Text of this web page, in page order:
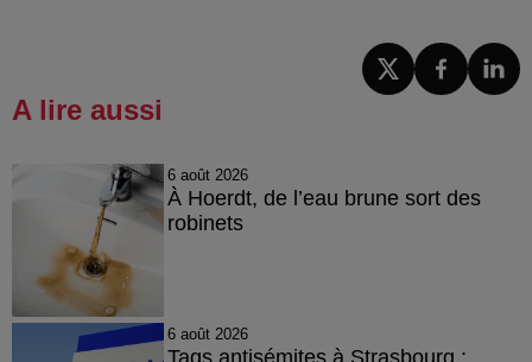
A lire aussi
6 août 2026
À Hoerdt, de l’eau brune sort des
robinets
6 août 2026
Tags antisémites à Strasbourg :